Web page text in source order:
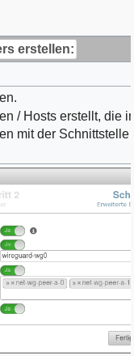
erstellen:
/ Hosts erstellt, die
mit der Schnittstelle